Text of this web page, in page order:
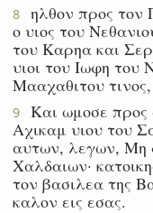
8
ηλθον προς τον
ο υιος του
του Καρηα και
υιοι του Ιωφη του
Μααχαθιτου
9
Και ωμοσε προς
Αχικαμ υιου του
αυτων, λεγων, Μη
Χαλδαιων·
τον βασιλεα της
καλον εις εσας.